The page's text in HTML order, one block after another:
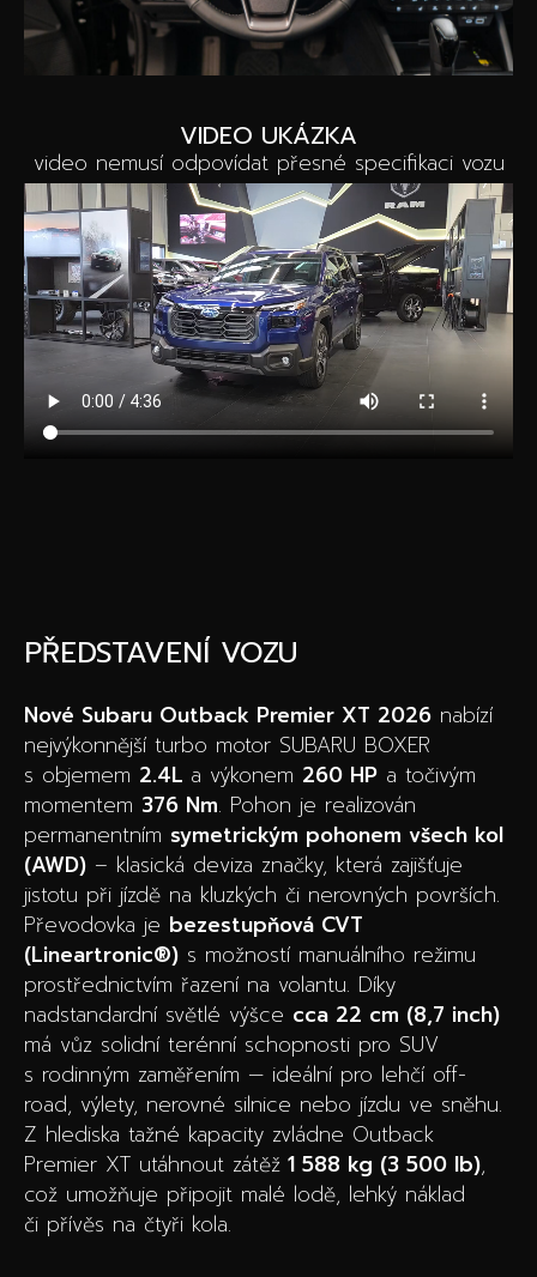
VIDEO UKÁZKA
video nemusí odpovídat přesné specifikaci vozu
PŘEDSTAVENÍ VOZU
Nové Subaru Outback Premier XT 2026 nabízí
nejvýkonnější turbo motor SUBARU BOXER
s objemem 2.4L a výkonem 260 HP a točivým
momentem 376 Nm. Pohon je realizován
permanentním symetrickým pohonem všech kol
(AWD) – klasická deviza značky, která zajišťuje
jistotu při jízdě na kluzkých či nerovných površích.
Převodovka je bezestupňová CVT
(Lineartronic®) s možností manuálního režimu
prostřednictvím řazení na volantu. Díky
nadstandardní světlé výšce cca 22 cm (8,7 inch)
má vůz solidní terénní schopnosti pro SUV
s rodinným zaměřením — ideální pro lehčí off-
road, výlety, nerovné silnice nebo jízdu ve sněhu.
Z hlediska tažné kapacity zvládne Outback
Premier XT utáhnout zátěž 1 588 kg (3 500 lb),
což umožňuje připojit malé lodě, lehký náklad
či přívěs na čtyři kola.